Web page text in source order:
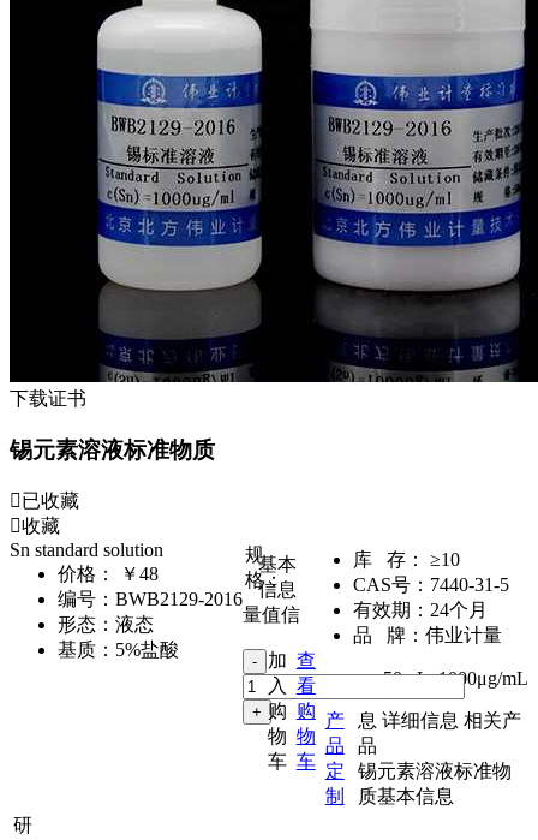
下载证书
锡元素溶液标准物质
已收藏
收藏
Sn standard solution
价格：
￥48
编号： BWB2129-2016
形态： 液态
基质： 5%盐酸
库 存：
≥10
CAS号： 7440-31-5
有效期： 24个月
品 牌： 伟业计量
规
格：
50mL,1000μg/mL
加
入
购
物
车
查
看
购
物
车
产
品
定
制
基本
信息
量值信
息 详细信息 相关产
品
锡元素溶液标准物
质基本信息
研